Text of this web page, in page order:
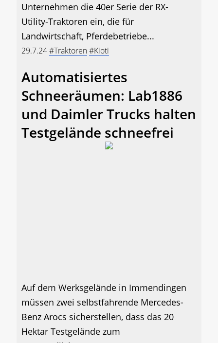
Unternehmen die 40er Serie der RX-
Utility-Traktoren ein, die für
Landwirtschaft, Pferdebetriebe...
29.7.24#Traktoren#Kioti
Automatisiertes
Schneeräumen: Lab1886
und Daimler Trucks halten
Testgelände schneefrei
Auf dem Werksgelände in Immendingen
müssen zwei selbstfahrende Mercedes-
Benz Arocs sicherstellen, dass das 20
Hektar Testgelände zum